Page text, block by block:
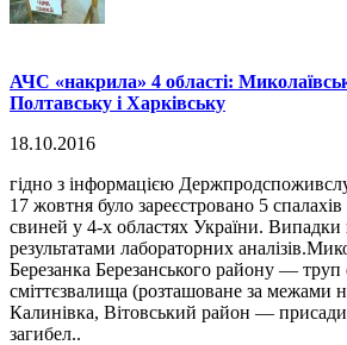
АЧС «накрила» 4 області:
Полтавську і Харківську
18.10.2016
гідно з інформацією
17 жовтня було зареєстровано 5
свиней у 4-х областях України. Випадки
результатами лабораторних
Березанка Березанського району — труп
сміттєзвалища (розташоване за межами
Калинівка, Вітовський район —
загибел..